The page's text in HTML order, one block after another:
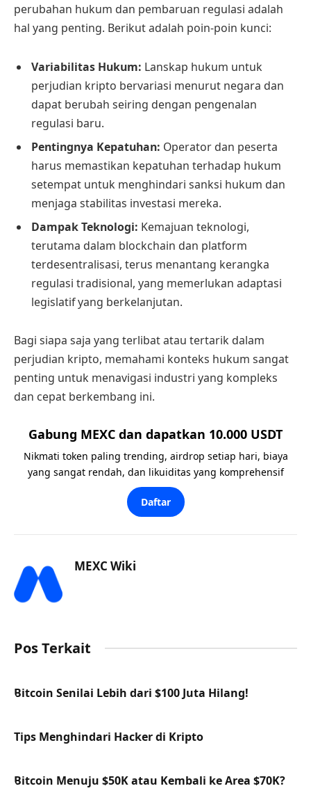
perubahan hukum dan pembaruan regulasi adalah
hal yang penting. Berikut adalah poin-poin kunci:
Variabilitas Hukum: Lanskap hukum untuk
perjudian kripto bervariasi menurut negara dan
dapat berubah seiring dengan pengenalan
regulasi baru.
Pentingnya Kepatuhan: Operator dan peserta
harus memastikan kepatuhan terhadap hukum
setempat untuk menghindari sanksi hukum dan
menjaga stabilitas investasi mereka.
Dampak Teknologi: Kemajuan teknologi,
terutama dalam blockchain dan platform
terdesentralisasi, terus menantang kerangka
regulasi tradisional, yang memerlukan adaptasi
legislatif yang berkelanjutan.
Bagi siapa saja yang terlibat atau tertarik dalam
perjudian kripto, memahami konteks hukum sangat
penting untuk menavigasi industri yang kompleks
dan cepat berkembang ini.
Gabung MEXC dan dapatkan 10.000 USDT
Nikmati token paling trending, airdrop setiap hari, biaya
yang sangat rendah, dan likuiditas yang komprehensif
Daftar
MEXC Wiki
Pos Terkait
Bitcoin Senilai Lebih dari $100 Juta Hilang!
Tips Menghindari Hacker di Kripto
Bitcoin Menuju $50K atau Kembali ke Area $70K?